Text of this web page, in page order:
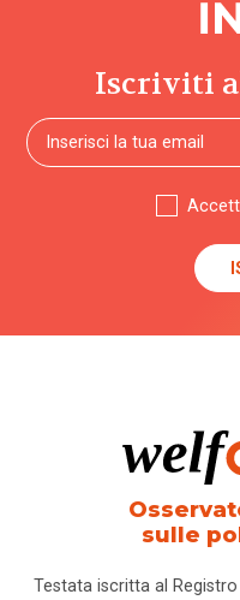
Iscriviti
sulle
Testata iscritta al